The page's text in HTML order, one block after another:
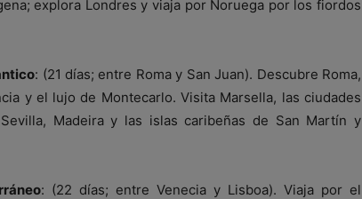
explora Londres y viaja por Noruega por los fiordos
: (21 días; entre Roma y San Juan). Descubre Roma,
y el lujo de Montecarlo. Visita Marsella, las ciudades
Madeira y las islas caribeñas de San Martín y
: (22 días; entre Venecia y Lisboa). Viaja por el